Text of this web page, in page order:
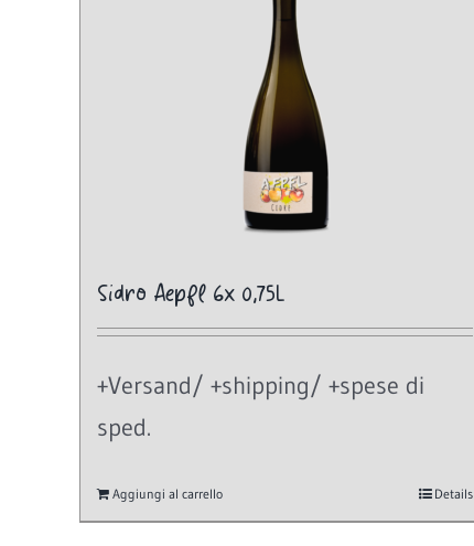
Sidro Aepfl 6x 0,75L
+Versand/ +shipping/ +spese di
sped.
Aggiungi al carrello Details